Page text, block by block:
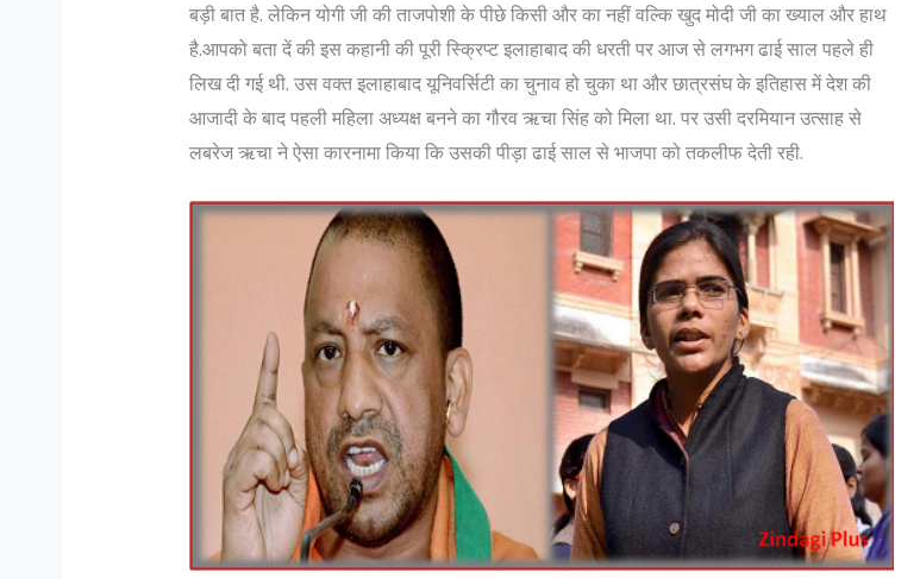
बड़ी बात है. लेकिन योगी जी की ताजपोशी के पीछे किसी और का नहीं वल्कि खुद मोदी जी का ख्याल और हाथ
है.आपको बता दें की इस कहानी की पूरी स्क्रिप्ट इलाहाबाद की धरती पर आज से लगभग ढाई साल पहले ही
लिख दी गई थी. उस वक्त इलाहाबाद यूनिवर्सिटी का चुनाव हो चुका था और छात्रसंघ के इतिहास में देश की
आजादी के बाद पहली महिला अध्यक्ष बनने का गौरव ऋचा सिंह को मिला था. पर उसी दरमियान उत्साह से
लबरेज ऋचा ने ऐसा कारनामा किया कि उसकी पीड़ा ढाई साल से भाजपा को तकलीफ देती रही.